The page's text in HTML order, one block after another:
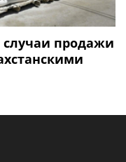
случаи продажи